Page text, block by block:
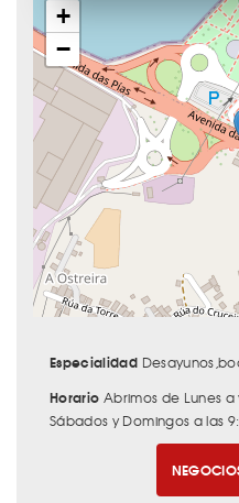
+
−
Especialidad
Horario Abrimos de Lunes a
Sábados y Domingos a las